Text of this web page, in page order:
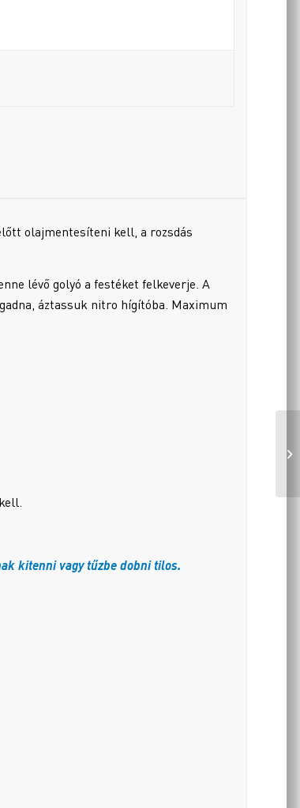
olajmentesíteni kell, a rozsdás
lévő golyó a festéket felkeverje. A
áztassuk nitro hígítóba. Maximum
kitenni vagy tűzbe dobni tilos.